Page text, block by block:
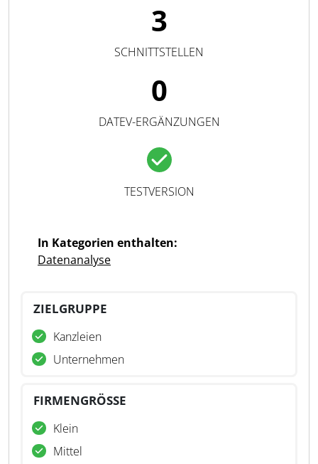
3
SCHNITTSTELLEN
0
DATEV-ERGÄNZUNGEN
TESTVERSION
In Kategorien enthalten:
Datenanalyse
ZIELGRUPPE
Kanzleien
Unternehmen
FIRMENGRÖSSE
Klein
Mittel